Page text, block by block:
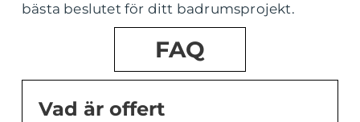
bästa beslutet för ditt badrumsprojekt.
FAQ
Vad är offert